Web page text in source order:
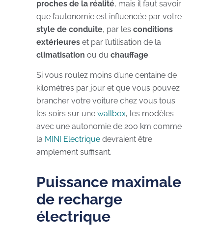
proches de la réalité, mais il faut savoir
que l’autonomie est influencée par votre
style de conduite, par les conditions
extérieures et par l’utilisation de la
climatisation ou du chauffage.
Si vous roulez moins d’une centaine de
kilomètres par jour et que vous pouvez
brancher votre voiture chez vous tous
les soirs sur une wallbox, les modèles
avec une autonomie de 200 km comme
la MINI Electrique devraient être
amplement suffisant.
Puissance maximale
de recharge
électrique